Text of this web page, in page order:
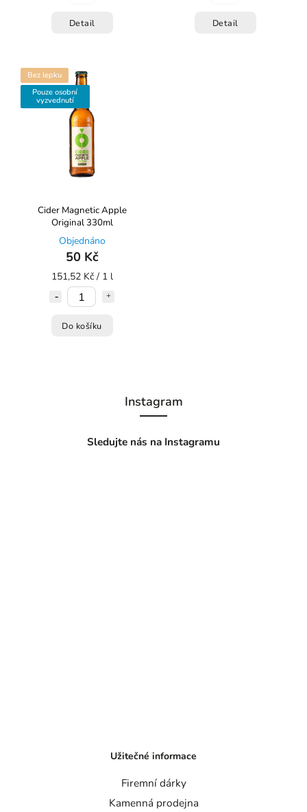
Detail Detail
Bez lepku
Pouze osobní
vyzvednutí
Cider Magnetic Apple
Original 330ml
Objednáno
50 Kč
151,52 Kč / 1 l
Do košíku
Instagram
Sledujte nás na Instagramu
Užitečné informace
Firemní dárky
Kamenná prodejna